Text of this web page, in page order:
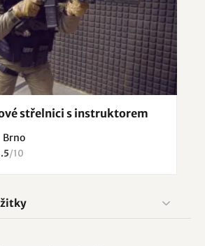
střelnici s instruktorem
Brno
/10